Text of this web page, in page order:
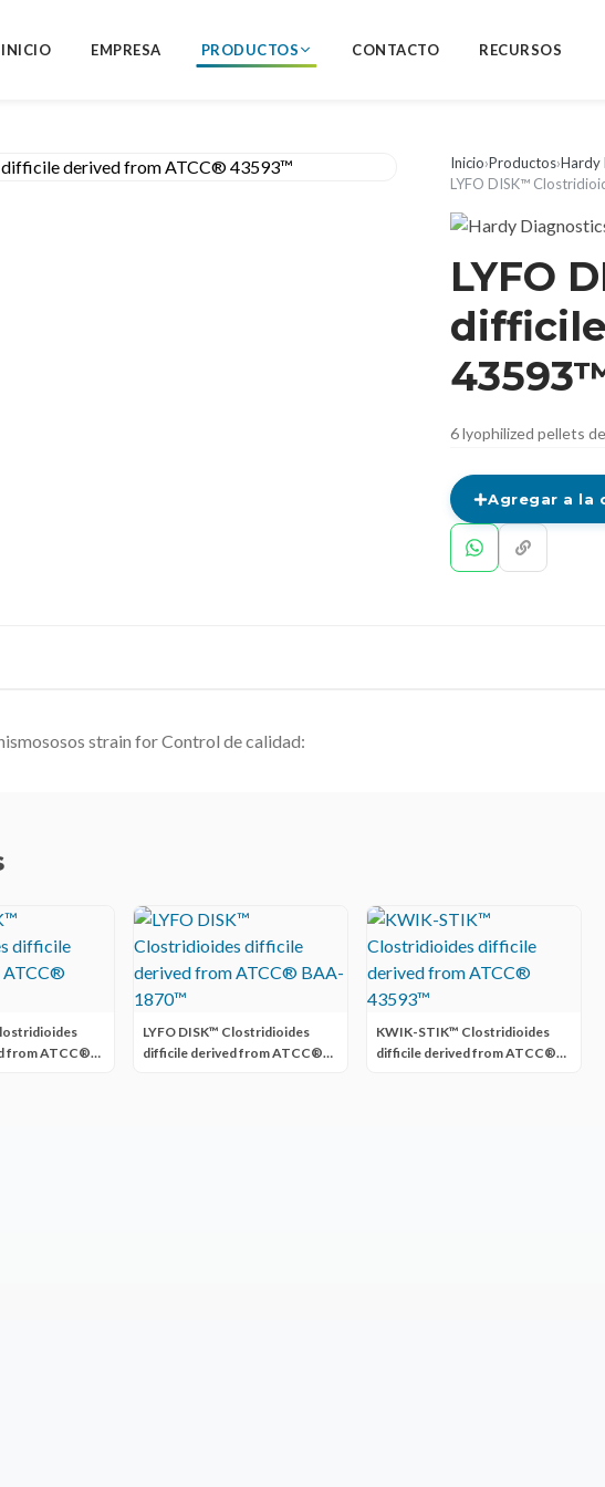
INICIO EMPRESA PRODUCTOS CONTACTO RECURSOS
Inicio›Productos›Hardy
LYFO DISK™
LYFO
6 lyophilized pellets
Agregar a la
strain for Control de calidad:
from ATCC®
LYFO DISK™ Clostridioides
difficile derived from ATCC®
KWIK-STIK™ Clostridioides
difficile derived from ATCC®